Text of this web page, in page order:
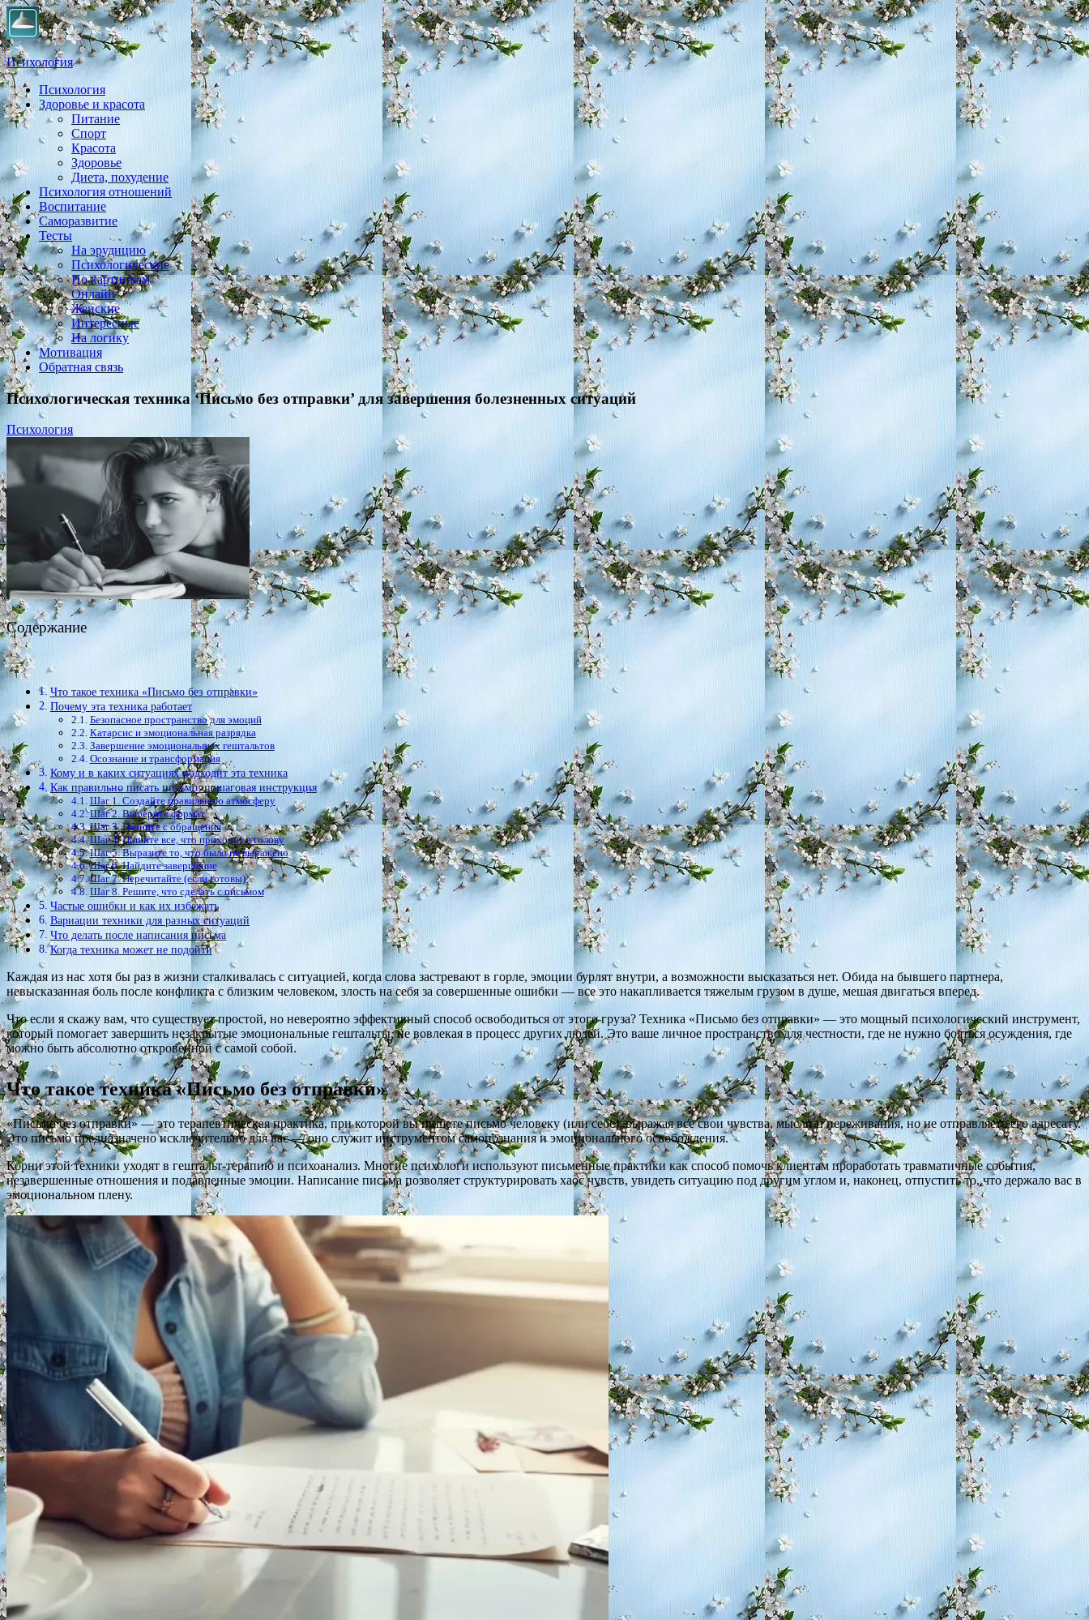
Психология
Практическая психология, личностный рост, экология, здоровье, воспитание,
Психология
Здоровье и красота
Питание
Спорт
Красота
Здоровье
Диета, похудение
Психология отношений
Воспитание
Саморазвитие
Тесты
На эрудицию
Психологические
По картинкам
Онлайн
Женские
Интересные
На логику
Мотивация
Обратная связь
Психологическая техника ‘Письмо без отправки’ для завершения болезненных ситуаций
Психология
Содержание
Что такое техника «Письмо без отправки»
Почему эта техника работает
Безопасное пространство для эмоций
Катарсис и эмоциональная разрядка
Завершение эмоциональных гештальтов
Осознание и трансформация
Кому и в каких ситуациях подходит эта техника
Как правильно писать письмо: пошаговая инструкция
Шаг 1. Создайте правильную атмосферу
Шаг 2. Выберите формат
Шаг 3. Начните с обращения
Шаг 4. Пишите все, что приходит в голову
Шаг 5. Выразите то, что было не выражено
Шаг 6. Найдите завершение
Шаг 7. Перечитайте (если готовы)
Шаг 8. Решите, что сделать с письмом
Частые ошибки и как их избежать
Вариации техники для разных ситуаций
Что делать после написания письма
Когда техника может не подойти
Каждая из нас хотя бы раз в жизни сталкивалась с ситуацией, когда слова застревают в горле, эмоции бурлят внутри, а возможности высказаться нет. Обида на бывшего партнера,
невысказанная боль после конфликта с близким человеком, злость на себя за совершенные ошибки — все это накапливается тяжелым грузом в душе, мешая двигаться вперед.
Что если я скажу вам, что существует простой, но невероятно эффективный способ освободиться от этого груза? Техника «Письмо без отправки» — это мощный психологический инструмент,
который помогает завершить незакрытые эмоциональные гештальты, не вовлекая в процесс других людей. Это ваше личное пространство для честности, где не нужно бояться осуждения, где
можно быть абсолютно откровенной с самой собой.
Что такое техника «Письмо без отправки»
«Письмо без отправки» — это терапевтическая практика, при которой вы пишете письмо человеку (или себе), выражая все свои чувства, мысли и переживания, но не отправляете его адресату.
Это письмо предназначено исключительно для вас — оно служит инструментом самопознания и эмоционального освобождения.
Корни этой техники уходят в гештальт-терапию и психоанализ. Многие психологи используют письменные практики как способ помочь клиентам проработать травматичные события,
незавершенные отношения и подавленные эмоции. Написание письма позволяет структурировать хаос чувств, увидеть ситуацию под другим углом и, наконец, отпустить то, что держало вас в
эмоциональном плену.